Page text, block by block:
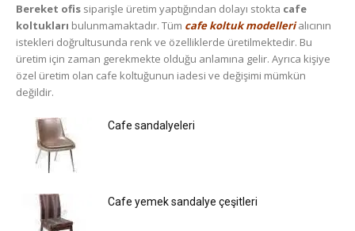
Bereket ofis siparişle üretim yaptığından dolayı stokta cafe
koltukları bulunmamaktadır. Tüm cafe koltuk modellerialıcının
istekleri doğrultusunda renk ve özelliklerde üretilmektedir. Bu
üretim için zaman gerekmekte olduğu anlamına gelir. Ayrıca kişiye
özel üretim olan cafe koltuğunun iadesi ve değişimi mümkün
değildir.
Cafe sandalyeleri
Cafe yemek sandalye çeşitleri